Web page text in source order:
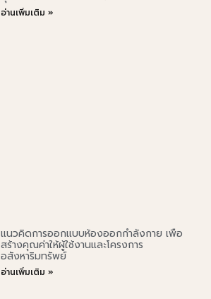
อ่านเพิ่มเติม »
แนวคิดการออกแบบห้องออกกำลังกาย เพื่อ
สร้างคุณค่าให้ผู้ใช้งานและโครงการ
อสังหาริมทรัพย์
อ่านเพิ่มเติม »